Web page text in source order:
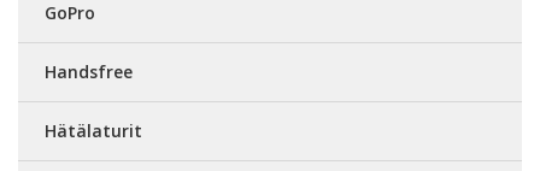
GoPro
Handsfree
Hätälaturit